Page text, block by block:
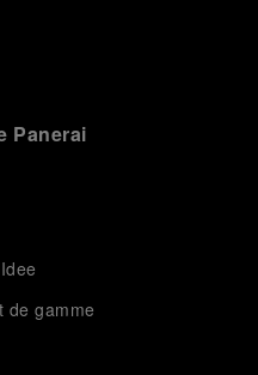
Panerai
de gamme